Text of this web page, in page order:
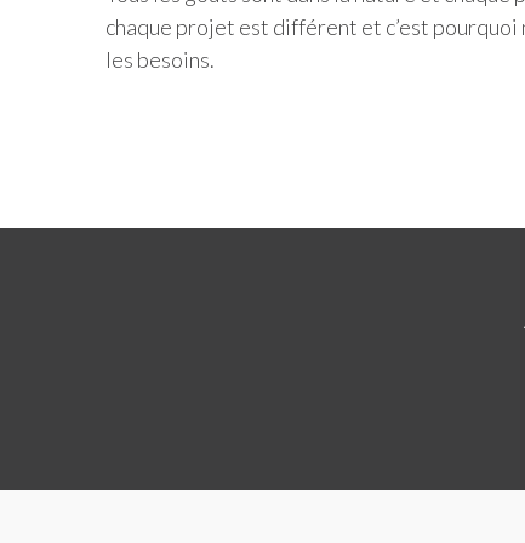
chaque projet est différent et c’est
les besoins.